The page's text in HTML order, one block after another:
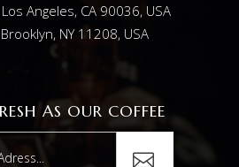
Angeles, CA 90036, USA
NY 11208, USA
AS OUR COFFEE